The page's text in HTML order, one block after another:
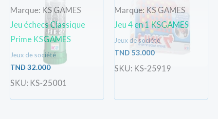
Marque: KS GAMES
Jeu échecs Classique
Prime KSGAMES
Jeux de société
TND 32.000
SKU: KS-25001
Marque: KS GAMES
Jeu 4 en 1 KSGAMES
Jeux de société
TND 53.000
SKU: KS-25919